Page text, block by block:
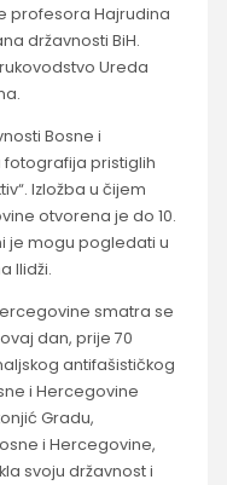
profesora Hajrudina
državnosti BiH.
Ureda
Bosne i
fotografija pristiglih
Izložba u čijem
otvorena je do 10.
je mogu pogledati u
Ilidži.
smatra se
dan, prije 70
antifašističkog
i Hercegovine
Gradu,
i Hercegovine,
svoju državnost i